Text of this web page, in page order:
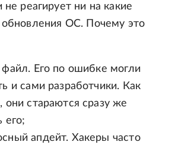
не реагирует ни на какие
обновления ОС. Почему это
Его по ошибке могли
и сами разработчики. Как
они стараются сразу же
его;
апдейт. Хакеры часто